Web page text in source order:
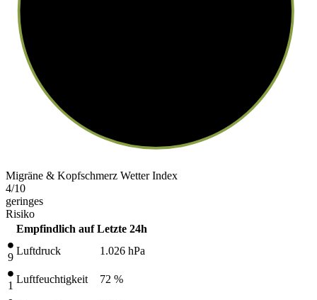
Migräne & Kopfschmerz Wetter Index
4/10
geringes
Risiko
Empfindlich auf Letzte 24h
9
Luftdruck 1.026 hPa
1
Luftfeuchtigkeit 72 %